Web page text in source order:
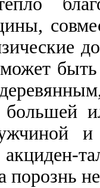
большей
и
акциден-
порознь